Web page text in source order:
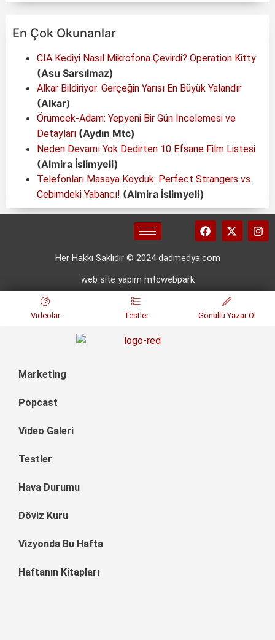
En Çok Okunanlar
CIA Kediyi Nasıl Mikrofona Çevirdi? Operation Kitty
(Asu Sarsılmaz)
Alkar Bildiriyor: Gerçeğin Yarısı En Büyük Yalandır
(Alkar)
Örümcek-Adam: Yepyeni Bir Gün İncelemesi ve
Detayları (Aydın Mtc)
Neden Devamı Yok Dedirten 10 Efsane Film Listesi
(Almira İslimyeli)
Telefonları Masaya Koyduk: Perfect Strangers vs.
Cebimdeki Yabancı! (Almira İslimyeli)
Her Hakkı Saklıdır © 2024 dadmedya.com
web site yapım mtcwebpark
Videolar Testler Gönüllü Yazar Ol
Marketing
Popcast
Video Galeri
Testler
Hava Durumu
Döviz Kuru
Vizyonda Bu Hafta
Haftanın Kitapları